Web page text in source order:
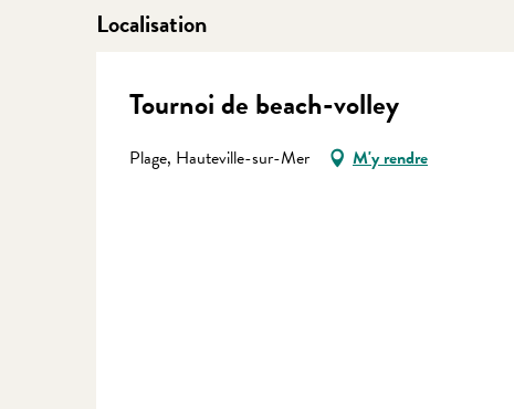
Localisation
Tournoi de beach-volley
Plage, Hauteville-sur-Mer M'y rendre